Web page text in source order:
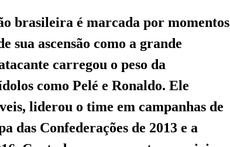
brasileira é marcada por momentos
sua ascensão como a grande
carregou o peso da
como Pelé e Ronaldo. Ele
liderou o time em campanhas de
das Confederações de 2013 e a